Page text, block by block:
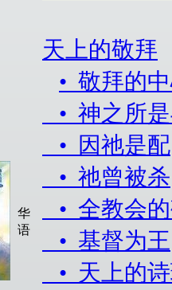
华
语
天上的敬拜
• 敬拜的
• 神之所
• 因祂是配
• 祂曾被杀
• 全教会
• 基督为王
• 天上的